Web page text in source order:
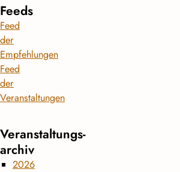
Feeds
Feed
der
Empfehlungen
Feed
der
Veranstaltungen
Veranstaltungs­
archiv
2026